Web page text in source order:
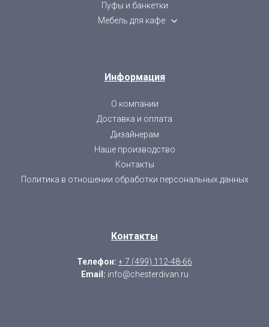
Пуфы и банкетки
Мебель для кафе
Информация
О компании
Доставка и оплата
Дизайнерам
Наше производство
Контакты
Политика в отношении обработки персональных данных
Контакты
Телефон: + 7 (499) 112-48-66
Email: info@chesterdivan.ru